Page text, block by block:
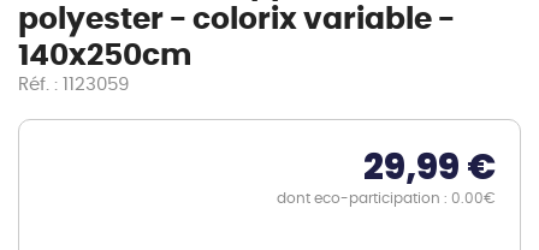
polyester - colorix variable -
140x250cm
Réf. : 1123059
29,99 €
dont eco-participation : 0.00€